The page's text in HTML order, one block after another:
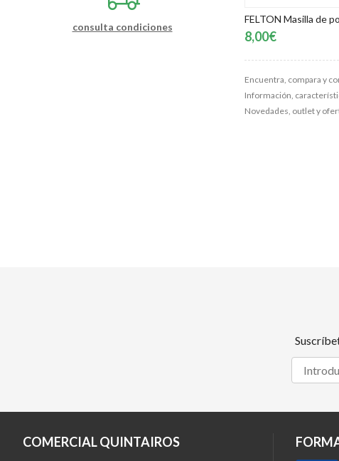
Encuentra, compara y
Información,
Novedades, outlet y
FELTON Masilla de
8,00€
consulta condiciones
COMERCIAL QUINTAIROS